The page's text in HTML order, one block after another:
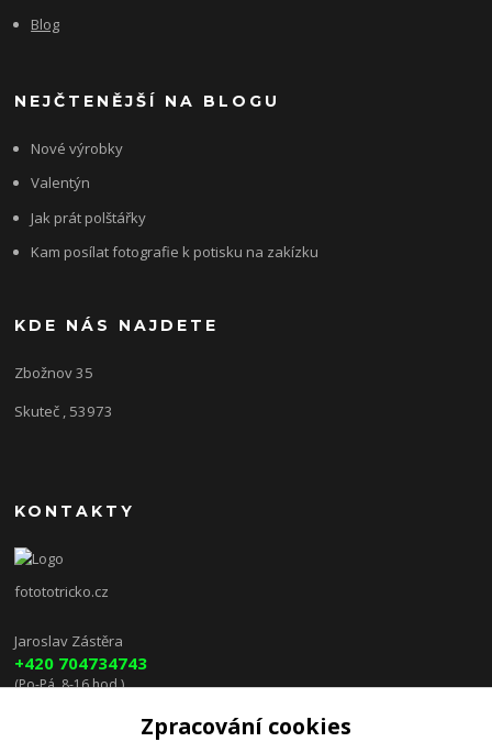
Blog
NEJČTENĚJŠÍ NA BLOGU
Nové výrobky
Valentýn
Jak prát polštářky
Kam posílat fotografie k potisku na zakízku
KDE NÁS NAJDETE
Zbožnov 35
Skuteč , 53973
KONTAKTY
fotototricko.cz
Jaroslav Zástěra
+420 704734743
(Po-Pá, 8-16 hod.)
lenkazasterova@centrum.cz
Zpracování cookies